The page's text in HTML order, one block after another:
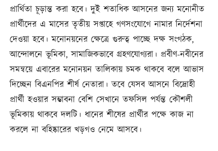
প্রার্থিতা চূড়ান্ত করা হবে। দুই শতাধিক আসনের জন্য মনোনীত
প্রার্থীদের এ মাসের তৃতীয় সপ্তাহে গণসংযোগে নামার নির্দেশনা
দেওয়া হবে। মনোনয়নের ক্ষেত্রে গুরুত্ব পাচ্ছে দক্ষ সংগঠক,
আন্দোলনে ভূমিকা, সামাজিকভাবে গ্রহণযোগ্যরা। প্রবীণ-নবীনের
সমন্বয়ে এবারের মনোনয়ন তালিকায় চমক থাকবে বলে আভাস
দিচ্ছেন বিএনপির শীর্ষ নেতারা। তবে যেসব আসনে বিদ্রোহী
প্রার্থী হওয়ার সম্ভাবনা বেশি সেখানে তফসিল পর্যন্ত কৌশলী
ভূমিকায় থাকবে দলটি। ধানের শীষের প্রার্থীর পক্ষে কাজ না
করলে না বহিষ্কারের খড়গও নেমে আসবে।